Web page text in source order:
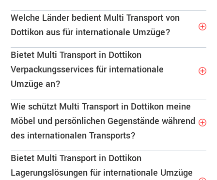
Welche Länder bedient Multi Transport von
Dottikon aus für internationale Umzüge?
Bietet Multi Transport in Dottikon
Verpackungsservices für internationale
Umzüge an?
Wie schützt Multi Transport in Dottikon meine
Möbel und persönlichen Gegenstände während
des internationalen Transports?
Bietet Multi Transport in Dottikon
Lagerungslösungen für internationale Umzüge